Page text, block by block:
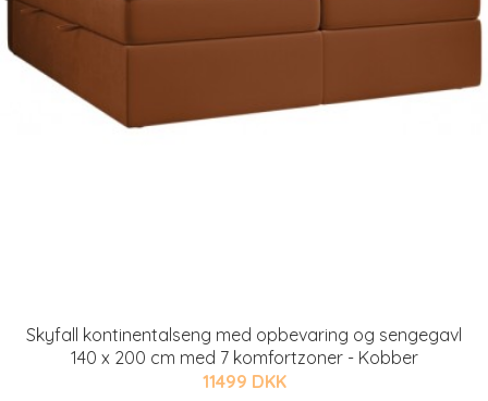
Skyfall kontinentalseng med opbevaring og sengegavl
140 x 200 cm med 7 komfortzoner - Kobber
11499 DKK